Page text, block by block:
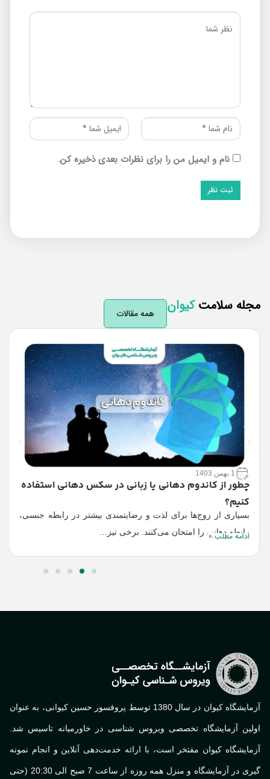
نام و ایمیل من را برای نظرات بعدی ذخیره کن.
سلامتکیوان همه مقالات
چطور از کاندوم دهانی یا زبانی در سکس دهانی استفاده
کنیم؟
بسیاری از زوج‌ها برای لذت و رضایتمندی بیشتر در رابطه جنسی،
رابطه دهانی را امتحان می‌کنند. برخی نیز…
ادامه مطلب
آزمایشگاه کیوان در سال 1380 توسط پروفسور حسین کیوانی، به عنوان
آزمایشگاه تخصصی ویروس شناسی در خاورمیانه تاسیس شد.
کیوان مفتخر است، با ارائه خدمت‌دهی آنلاین و انجام نمونه
گیری در آزمایشگاه و منزل همه روزه از ساعت 7 صبح الی 20:30 (حتی